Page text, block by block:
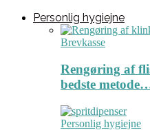
Personlig hygiejne
Brevkasse
Rengøring af
bedste
Personlig hygiejne